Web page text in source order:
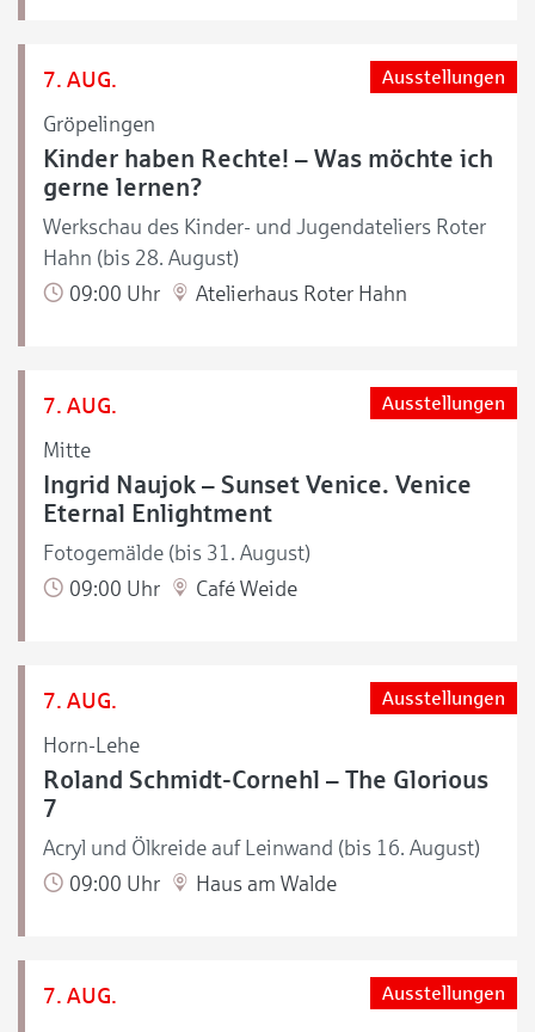
7. AUG.
Gröpelingen
Ausstellungen
Kinder haben Rechte! – Was möchte ich
gerne lernen?
Werkschau des Kinder- und Jugendateliers Roter
Hahn (bis 28. August)
09:00 Uhr
Atelierhaus Roter Hahn
7. AUG.
Mitte
Ausstellungen
Ingrid Naujok – Sunset Venice. Venice
Eternal Enlightment
Fotogemälde (bis 31. August)
09:00 Uhr
Café Weide
7. AUG.
Horn-Lehe
Ausstellungen
Roland Schmidt-Cornehl – The Glorious
7
Acryl und Ölkreide auf Leinwand (bis 16. August)
09:00 Uhr
Haus am Walde
7. AUG. Ausstellungen